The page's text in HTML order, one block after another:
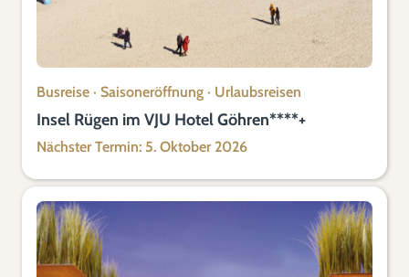
Busreise · Saisoneröffnung · Urlaubsreisen
Insel Rügen im VJU Hotel Göhren****+
Nächster Termin: 5. Oktober 2026